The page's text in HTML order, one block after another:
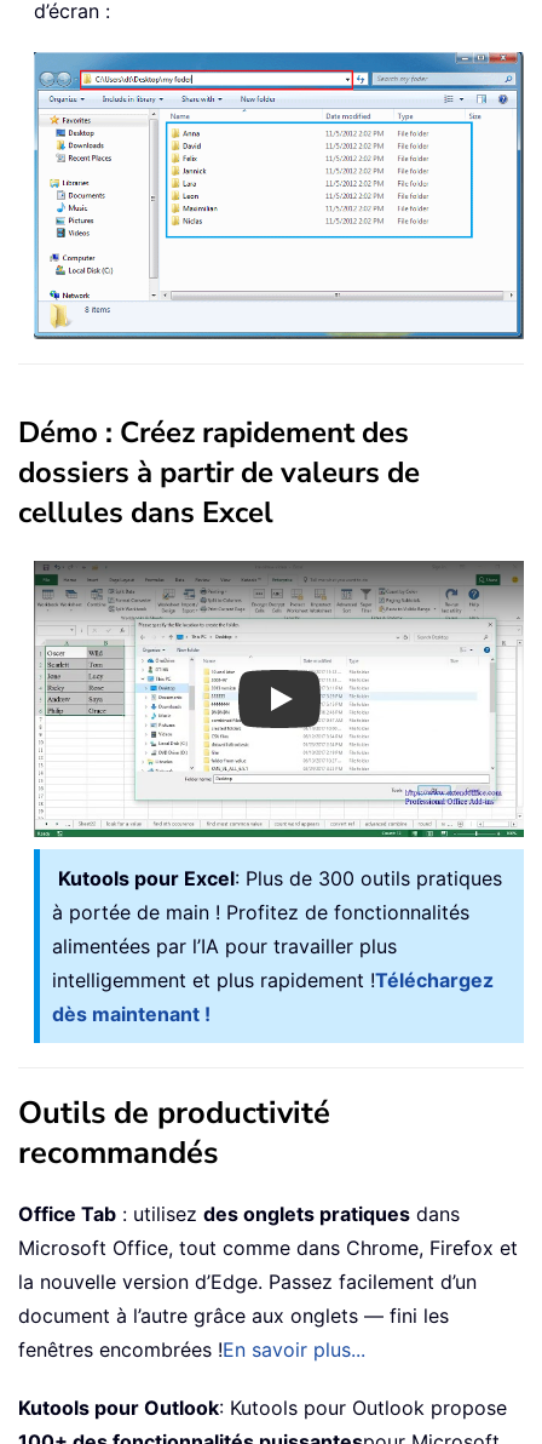
d’écran :
Démo : Créez rapidement des
dossiers à partir de valeurs de
cellules dans Excel
Play
Kutools pour Excel: Plus de 300 outils pratiques
à portée de main ! Profitez de fonctionnalités
alimentées par l’IA pour travailler plus
intelligemment et plus rapidement !Téléchargez
dès maintenant !
Outils de productivité
recommandés
Office Tab : utilisez des onglets pratiques dans
Microsoft Office, tout comme dans Chrome, Firefox et
la nouvelle version d’Edge. Passez facilement d’un
document à l’autre grâce aux onglets — fini les
fenêtres encombrées !En savoir plus...
Kutools pour Outlook: Kutools pour Outlook propose